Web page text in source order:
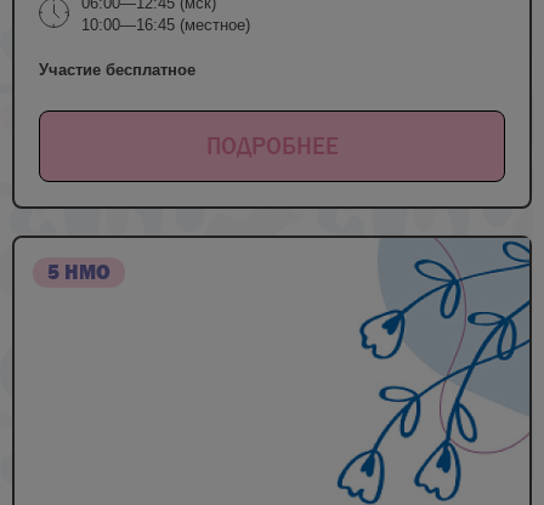
10:00—16:45 (местное)
Участие бесплатное
ПОДРОБНЕЕ
5 НМО